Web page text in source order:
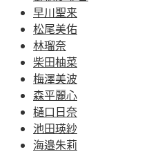
早川聖来
松尾美佑
林瑠奈
柴田柚菜
梅澤美波
森平麗心
樋口日奈
池田瑛紗
海邉朱莉